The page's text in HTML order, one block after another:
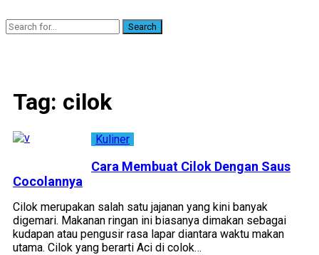
Search
Tag: cilok
Kuliner
Cara Membuat Cilok Dengan Saus
Cocolannya
Cilok merupakan salah satu jajanan yang kini banyak
digemari. Makanan ringan ini biasanya dimakan sebagai
kudapan atau pengusir rasa lapar diantara waktu makan
utama. Cilok yang berarti Aci di colok…